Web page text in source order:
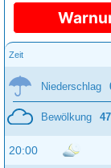
Zeit
Niederschlag
Bewölkung
20:00